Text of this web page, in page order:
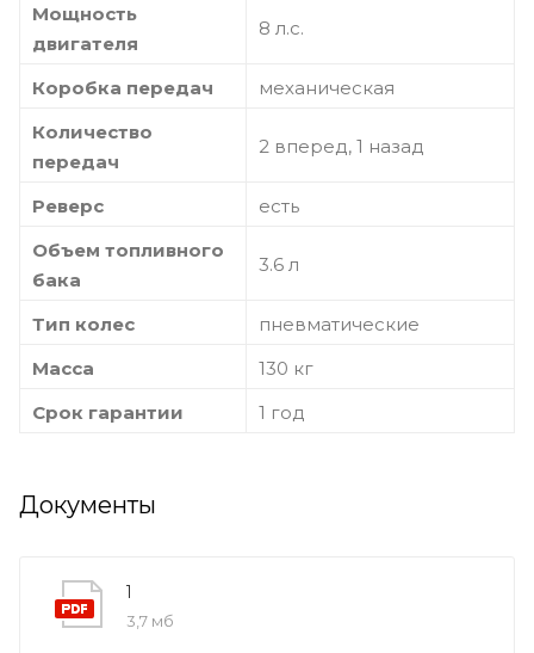
Мощность
двигателя
8 л.с.
Коробка передач
механическая
Количество
передач
2 вперед, 1 назад
Реверс
есть
Объем топливного
бака
3.6 л
Тип колес
пневматические
Масса
130 кг
Срок гарантии
1 год
Документы
1
3,7 мб